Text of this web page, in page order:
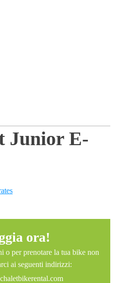
Junior E-
ora!
o per prenotare la tua bike non
ai seguenti indirizzi: